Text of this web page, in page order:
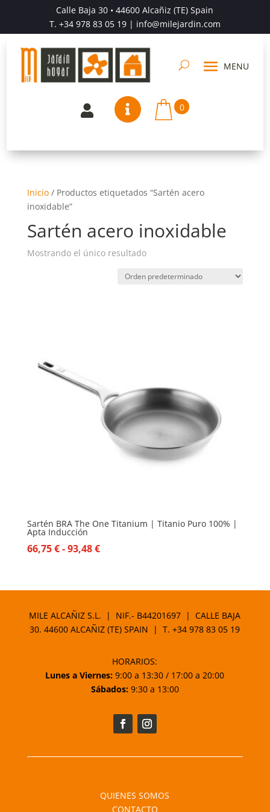
Calle Baja 30 • 44600 Alcañiz (TE) Spain
T. +34 978 83 05 19| info@milejardin.com
  0
Inicio/ Productos etiquetados “Sartén acero
inoxidable”
Sartén acero inoxidable
Mostrando el único resultado
Sartén BRA The One Titanium | Titanio Puro 100% |
Apta Inducción
66,75€-93,48€Rango
66,75 €
hasta
MILE ALCAÑIZ S.L. | NIF.- B44201697 | CALLE BAJA
30. 44600 ALCAÑIZ (TE) SPAIN | T.+34 978 83 05 19
HORARIOS:
Lunes a Viernes: 9:00 a 13:30 / 17:00 a 20:00
Sábados:9:30 a 13:00
QUIENES SOMOS
CONTACTO